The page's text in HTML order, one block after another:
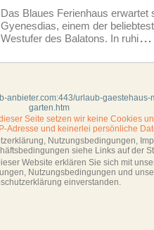
Das Blaues Ferienhaus erwartet
Gyenesdias, einem der
Westufer des Balatons. In ruhi...
anbieter.com:443/urlaub-gaestehaus-
garten.htm
Seite setzen wir keine Cookies
Adresse und keinerlei persönliche
Nutzungsbedingungen,
siehe Links auf der
Website erklären Sie sich mit
Nutzungsbedingungen und
einverstanden.